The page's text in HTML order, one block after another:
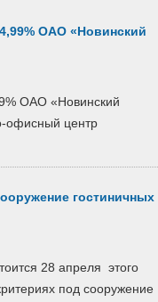
ОАО «Новинский
ОАО «Новинский
офисный центр
гостиничных
28 апреля этого
под сооружение